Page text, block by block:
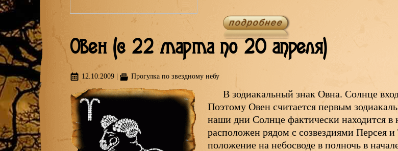
Овен (с 22 марта по 20 апреля)
12.10.2009 Прогулка по звездному небу
В зодиакальный знак Овна. Солнце
Поэтому Овен считается первым
наши дни Солнце фактически находится
расположен рядом с созвездиями Персея
положение на небосводе в полночь в